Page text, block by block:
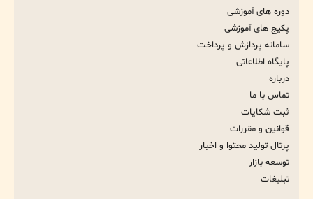
دوره های آموزشی
پکیج های آموزشی
سامانه پردازش و پرداخت
پایگاه اطلاعاتی
درباره
تماس با ما
ثبت شکایات
قوانین و مقررات
پرتال تولید محتوا و اخبار
توسعه بازار
تبلیغات